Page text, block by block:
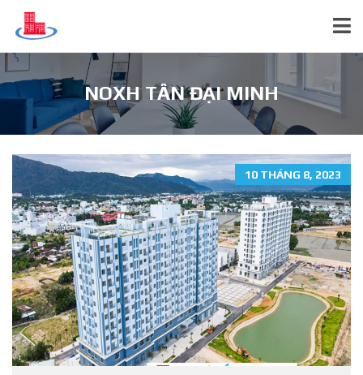
NOXH TÂN ĐẠI MINH
10 THÁNG 8, 2023